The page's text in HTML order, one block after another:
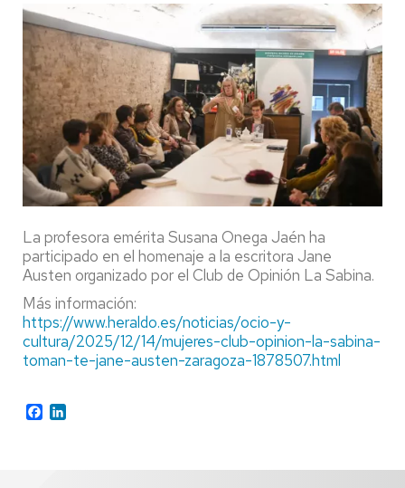
La profesora emérita Susana Onega Jaén ha
participado en el homenaje a la escritora Jane
Austen organizado por el Club de Opinión La Sabina.
Más información:
https://www.heraldo.es/noticias/ocio-y-
cultura/2025/12/14/mujeres-club-opinion-la-sabina-
toman-te-jane-austen-zaragoza-1878507.html
Facebook